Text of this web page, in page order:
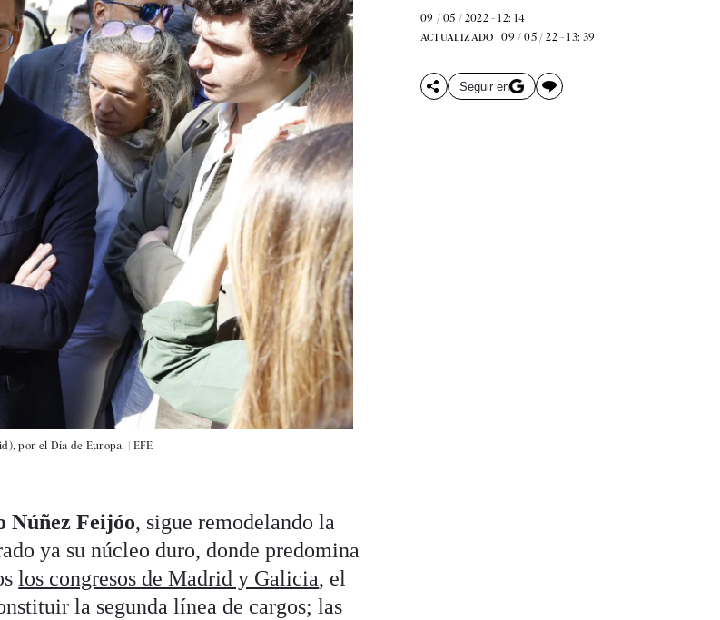
por el Día de Europa. | EFE
09 / 05 / 2022 - 12: 14
ACTUALIZADO 09 / 05 / 22 - 13: 39
Seguir en
Núñez Feijóo, sigue remodelando la
ya su núcleo duro, donde predomina
los congresos de Madrid y Galicia, el
la segunda línea de cargos; las